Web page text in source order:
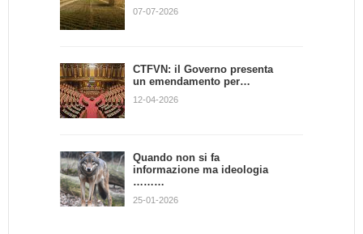
07-07-2026
CTFVN: il Governo presenta
un emendamento per…
12-04-2026
Quando non si fa
informazione ma ideologia
………
25-01-2026